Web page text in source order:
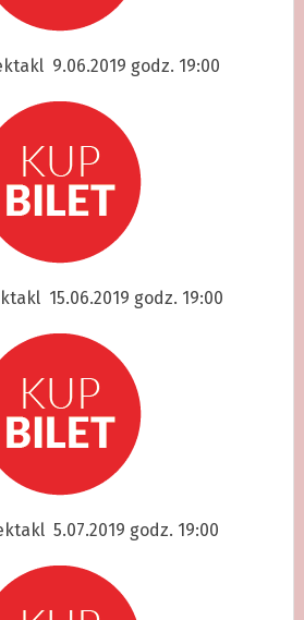
9.06.2019 godz. 19:00
15.06.2019 godz. 19:00
5.07.2019 godz. 19:00